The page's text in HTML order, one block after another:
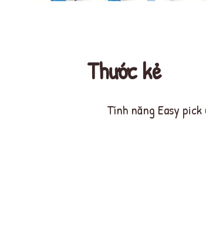
Thước kẻ
Tính năng Easy